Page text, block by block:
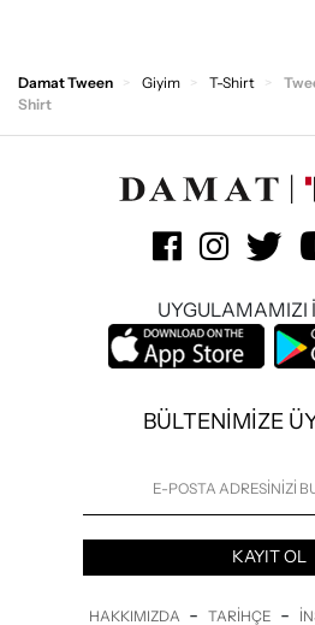
Damat Tween Giyim T-Shirt
Shirt
UYGULAMAMIZI
BÜLTENİMİZE
KAYIT OL
HAKKIMIZDA - TARIHÇE -